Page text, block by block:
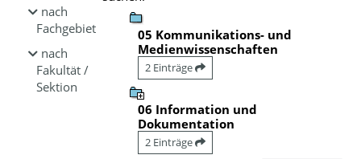
nach
Fachgebiet
nach
Fakultät /
Sektion
05 Kommunikations- und
Medienwissenschaften
2 Einträge
06 Information und
Dokumentation
2 Einträge